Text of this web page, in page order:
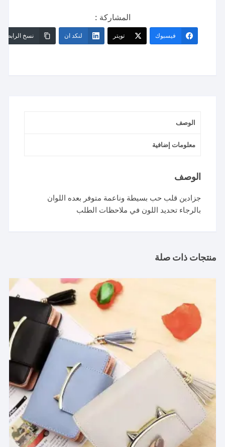
المشاركة :
فيسبوك تويتر لنكد ان نسخ الرابط
الوصف
معلومات إضافية
الوصف
جزادين قلب حب بسيطة وناعمة متوفر بعده اللوان
بالرجاء تحديد اللون في ملاحظات الطلب
منتجات ذات صلة